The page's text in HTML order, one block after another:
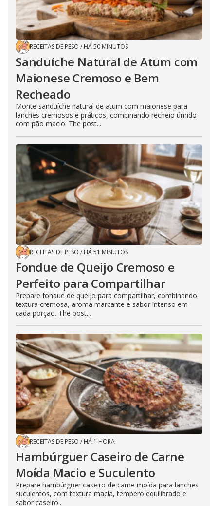
RECEITAS DE PESO / HÁ 50 MINUTOS
Sanduíche Natural de Atum com
Maionese Cremoso e Bem
Recheado
Monte sanduíche natural de atum com maionese para
lanches cremosos e práticos, combinando recheio úmido
com pão macio. The post...
RECEITAS DE PESO / HÁ 51 MINUTOS
Fondue de Queijo Cremoso e
Perfeito para Compartilhar
Prepare fondue de queijo para compartilhar, combinando
textura cremosa, aroma marcante e sabor intenso em
cada porção. The post...
RECEITAS DE PESO / HÁ 1 HORA
Hambúrguer Caseiro de Carne
Moída Macio e Suculento
Prepare hambúrguer caseiro de carne moída para lanches
suculentos, com textura macia, tempero equilibrado e
sabor caseiro...